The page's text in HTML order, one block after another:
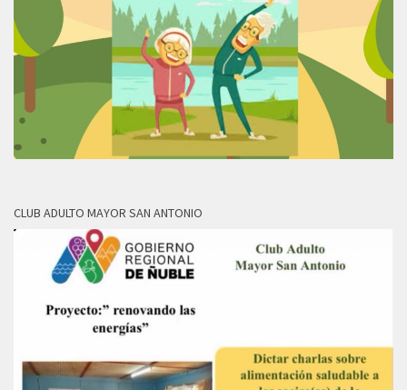
CLUB ADULTO MAYOR SAN ANTONIO